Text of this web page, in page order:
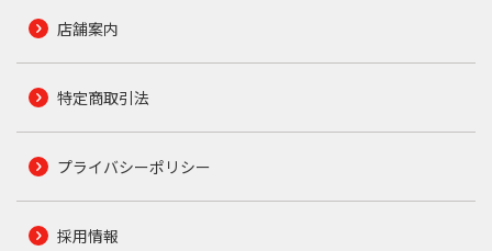
店舗案内
特定商取引法
プライバシーポリシー
採用情報